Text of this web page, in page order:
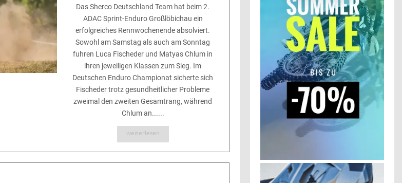
Das Sherco Deutschland Team hat beim 2.
ADAC Sprint-Enduro Großlöbichau ein
erfolgreiches Rennwochenende absolviert.
Sowohl am Samstag als auch am Sonntag
fuhren Luca Fischeder und Matyas Chlum in
ihren jeweiligen Klassen zum Sieg. Im
Deutschen Enduro Championat sicherte sich
Fischeder trotz gesundheitlicher Probleme
zweimal den zweiten Gesamtrang, während
Chlum an......
weiterlesen